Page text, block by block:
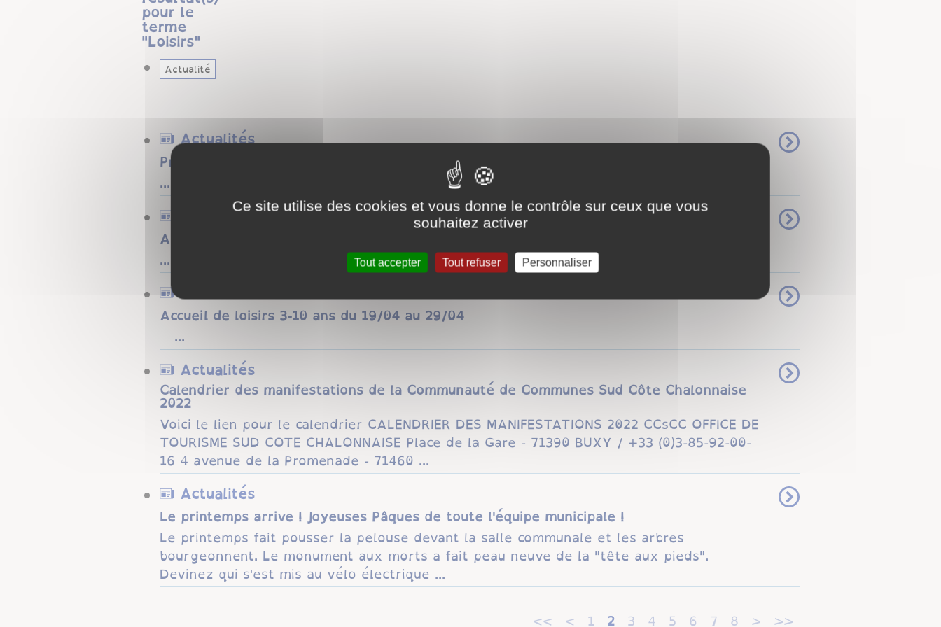
pour le
terme
"Loisirs"
Actualité
Actualités
Programme d'activités 2021-2022 Maison du terroir Genouilly
...
Actualités
Accueil de loisirs 11-14 ans du 19/04 au 29/04
...
Actualités
Accueil de loisirs 3-10 ans du 19/04 au 29/04
...
Actualités
Calendrier des manifestations de la Communauté de Communes Sud Côte Chalonnaise
2022
Voici le lien pour le calendrier CALENDRIER DES MANIFESTATIONS 2022 CCsCC OFFICE DE
TOURISME SUD COTE CHALONNAISE Place de la Gare - 71390 BUXY / +33 (0)3-85-92-00-
16 4 avenue de la Promenade - 71460 ...
Actualités
Le printemps arrive ! Joyeuses Pâques de toute l'équipe municipale !
Le printemps fait pousser la pelouse devant la salle communale et les arbres
bourgeonnent. Le monument aux morts a fait peau neuve de la "tête aux pieds".
Devinez qui s'est mis au vélo électrique ...
<< < 1 2 3 4 5 6 7 8 > >>
Ce site utilise des cookies et vous donne le contrôle sur ceux que vous
souhaitez activer
Tout accepter Tout refuser Personnaliser